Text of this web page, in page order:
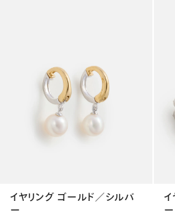
イヤリング ゴールド／シルバ
ー
イ
ー